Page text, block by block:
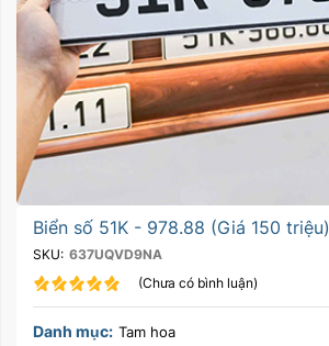
Biển số 51K - 978.88 (Giá 150 triệu)
SKU: 637UQVD9NA
(Chưa có bình luận)
Danh mục: Tam hoa